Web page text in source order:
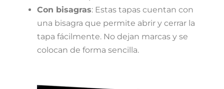
Con bisagras: Estas tapas cuentan con
una bisagra que permite abrir y cerrar la
tapa fácilmente. No dejan marcas y se
colocan de forma sencilla.